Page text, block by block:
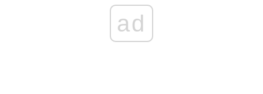
ad